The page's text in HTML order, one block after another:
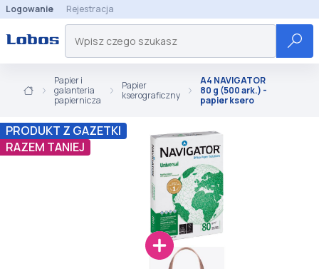
Logowanie Rejestracja
Papier i
galanteria
papiernicza
Papier
kserograficzny
A4 NAVIGATOR
80 g (500 ark.) -
papier ksero
PRODUKT Z GAZETKI
RAZEM TANIEJ